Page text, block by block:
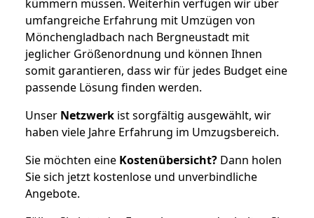
kümmern müssen. Weiterhin verfügen wir über
umfangreiche Erfahrung mit Umzügen von
Mönchengladbach nach Bergneustadt mit
jeglicher Größenordnung und können Ihnen
somit garantieren, dass wir für jedes Budget eine
passende Lösung finden werden.
Unser Netzwerk ist sorgfältig ausgewählt, wir
haben viele Jahre Erfahrung im Umzugsbereich.
Sie möchten eine Kostenübersicht? Dann holen
Sie sich jetzt kostenlose und unverbindliche
Angebote.